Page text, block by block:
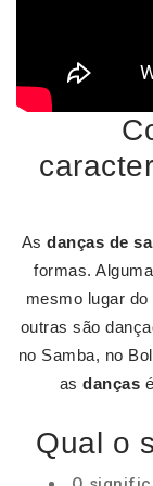
Asdanças de
formas.
mesmo lugar do
outras são
no Samba, no
asdanças
Qual o